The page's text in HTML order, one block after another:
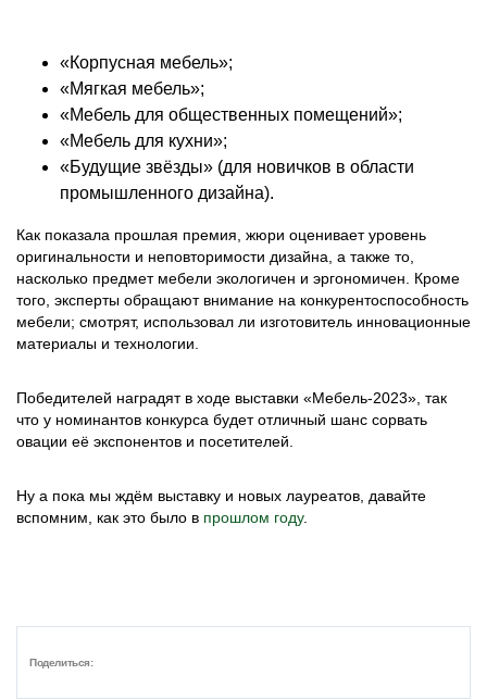
«Корпусная мебель»;
«Мягкая мебель»;
«Мебель для общественных помещений»;
«Мебель для кухни»;
«Будущие звёзды» (для новичков в области
промышленного дизайна).
Как показала прошлая премия, жюри оценивает уровень
оригинальности и неповторимости дизайна, а также то,
насколько предмет мебели экологичен и эргономичен. Кроме
того, эксперты обращают внимание на конкурентоспособность
мебели; смотрят, использовал ли изготовитель инновационные
материалы и технологии.
Победителей наградят в ходе выставки «Мебель-2023», так
что у номинантов конкурса будет отличный шанс сорвать
овации её экспонентов и посетителей.
Ну а пока мы ждём выставку и новых лауреатов, давайте
вспомним, как это было в прошлом году.
Поделиться: